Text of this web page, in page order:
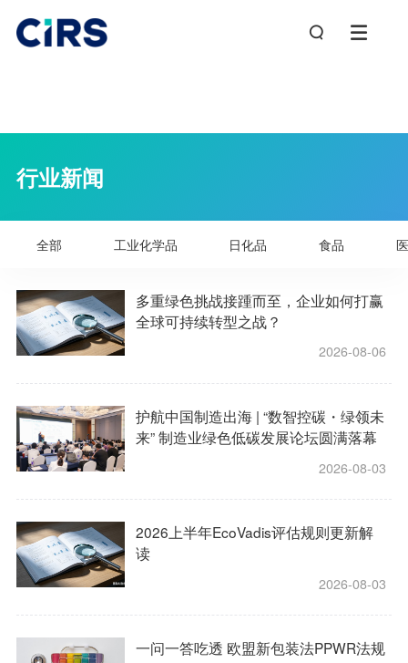
行业新闻
全部 工业化学品 日化品 食品
多重绿色挑战接踵而至，企业如何打赢
全球可持续转型之战？
2026-08-06
护航中国制造出海 | “数智控碳・绿领未
来” 制造业绿色低碳发展论坛圆满落幕
2026-08-03
2026上半年EcoVadis评估规则更新解
读
2026-08-03
一问一答吃透 欧盟新包装法PPWR法规